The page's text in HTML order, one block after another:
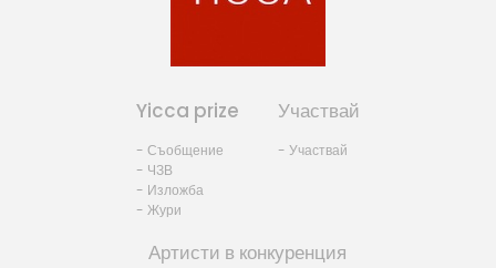
Yicca prize
- Съобщение
- ЧЗВ
- Изложба
- Жури
Участвай
- Участвай
Артисти в конкуренция